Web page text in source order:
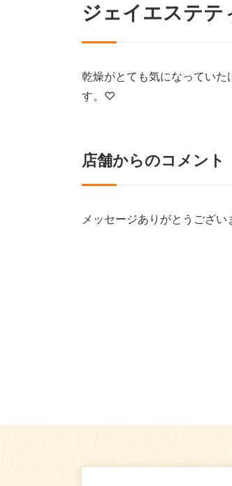
ジェイエステ
乾燥がとても気になってい
す。♡
店舗からのコメント
メッセージありがとうござ